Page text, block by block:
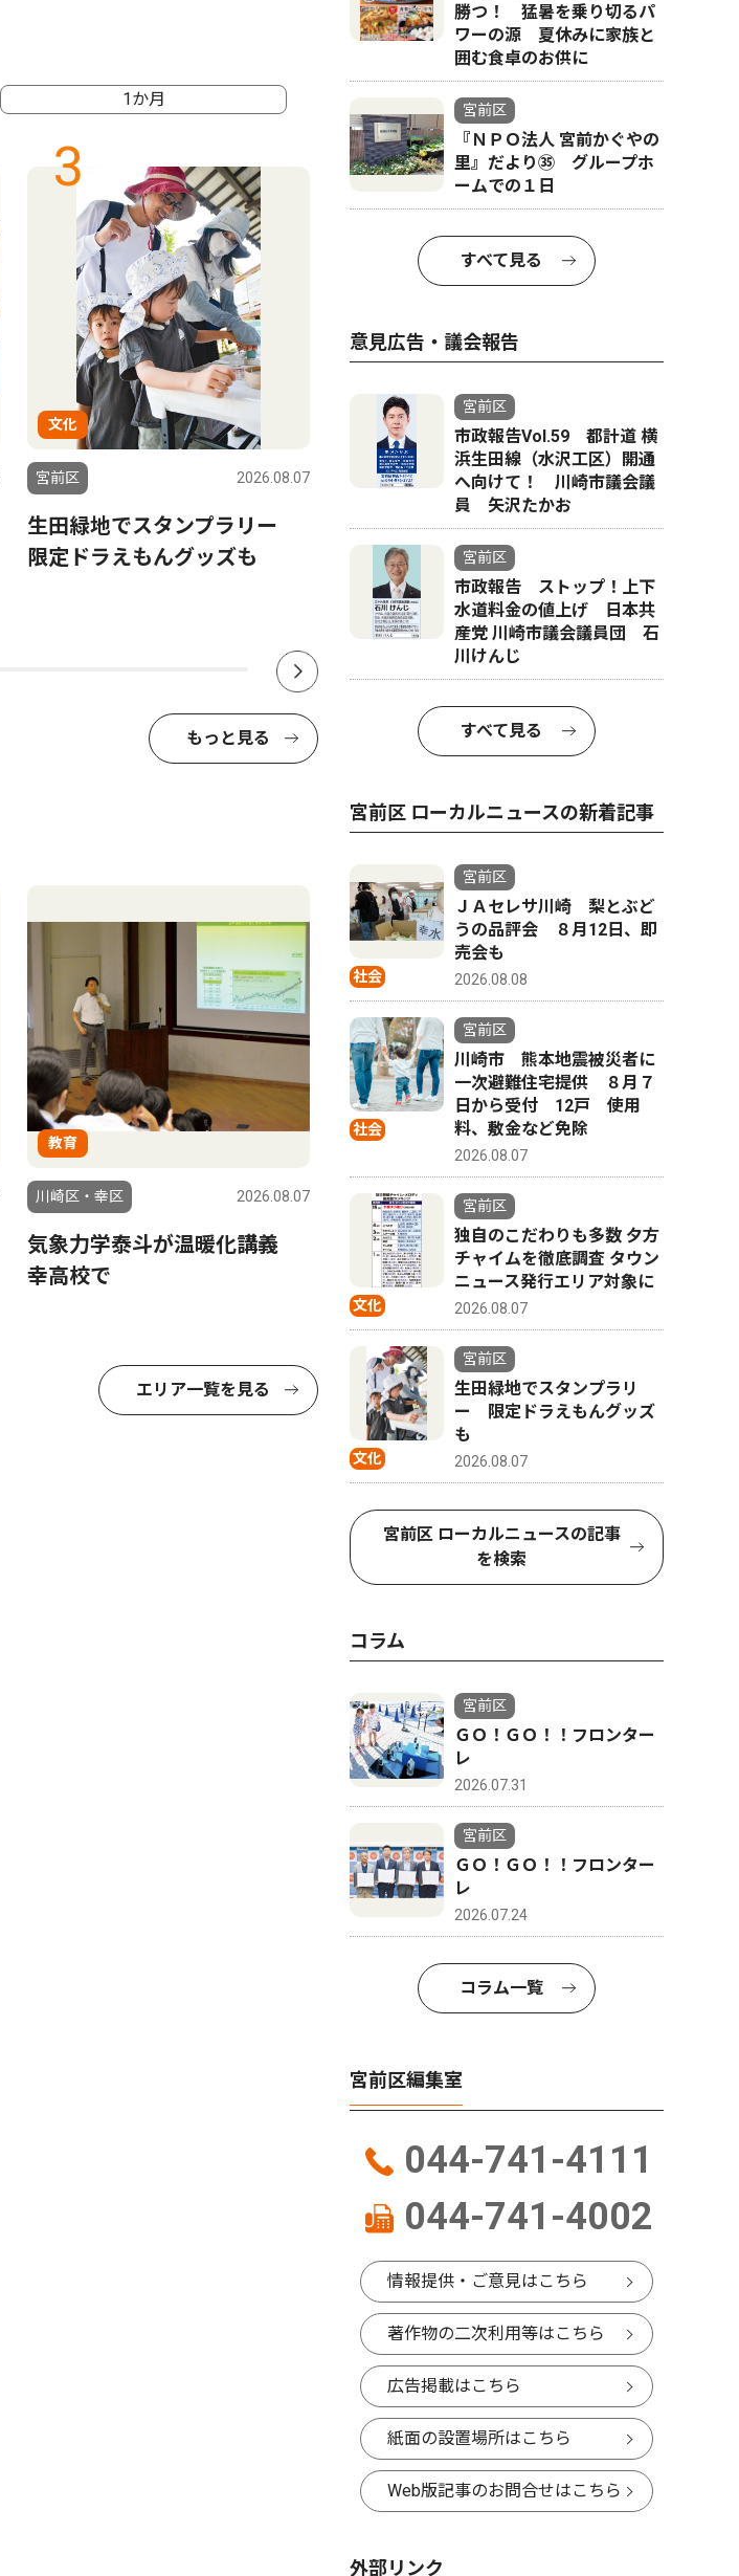
1か月
3
文化
宮前区 2026.08.07
生田緑地でスタンプラリー
限定ドラえもんグッズも
4
文化
宮前区 2026.08.05
夏の恒例 和太鼓フェス ８月
22日 市民館など
稗原小
もっと見る
教育
川崎区・幸区 2026.08.07
気象力学泰斗が温暖化講義
幸高校で
エリア一覧を見る
勝つ！ 猛暑を乗り切るパ
ワーの源 夏休みに家族と
囲む食卓のお供に
宮前区
『ＮＰＯ法人 宮前かぐやの
里』だより㉟ グループホ
ームでの１日
すべて見る
意見広告・議会報告
宮前区
市政報告Vol.59 都計道 横
浜生田線（水沢工区）開通
へ向けて！ 川崎市議会議
員 矢沢たかお
宮前区
市政報告 ストップ！上下
水道料金の値上げ 日本共
産党 川崎市議会議員団 石
川けんじ
すべて見る
宮前区 ローカルニュースの新着記事
社会
宮前区
ＪＡセレサ川崎 梨とぶど
うの品評会 ８月12日、即
売会も
2026.08.08
社会
宮前区
川崎市 熊本地震被災者に
一次避難住宅提供 ８月７
日から受付 12戸 使用
料、敷金など免除
2026.08.07
文化
宮前区
独自のこだわりも多数 夕方
チャイムを徹底調査 タウン
ニュース発行エリア対象に
2026.08.07
文化
宮前区
生田緑地でスタンプラリ
ー 限定ドラえもんグッズ
も
2026.08.07
宮前区 ローカルニュースの記事
を検索
コラム
宮前区
ＧＯ！ＧＯ！！フロンター
レ
2026.07.31
宮前区
ＧＯ！ＧＯ！！フロンター
レ
2026.07.24
コラム一覧
宮前区編集室
044-741-4111
044-741-4002
情報提供・ご意見はこちら
著作物の二次利用等はこちら
広告掲載はこちら
紙面の設置場所はこちら
Web版記事のお問合せはこちら
外部リンク